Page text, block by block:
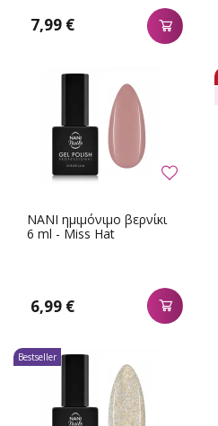
7,99 €
NANI ημιμόνιμο βερνίκι
6 ml - Miss Hat
6,99 €
Bestseller